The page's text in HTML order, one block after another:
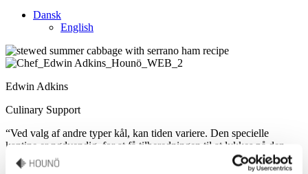
Dansk
English
Edwin Adkins
Culinary Support
“Ved valg af andre typer kål, kan tiden variere. Den specielle
kantine er nødvendig, for at få tilberedningen til at lykkes på den
korte tid."